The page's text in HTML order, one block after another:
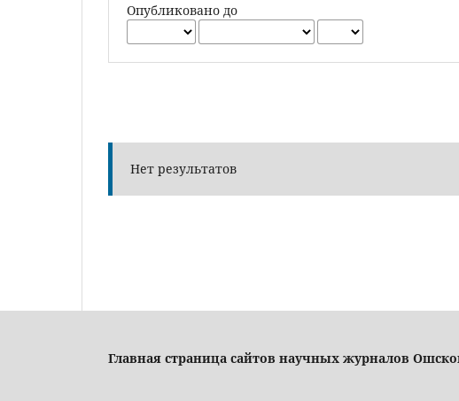
Опубликовано до
Нет результатов
Главная страница сайтов научных журналов